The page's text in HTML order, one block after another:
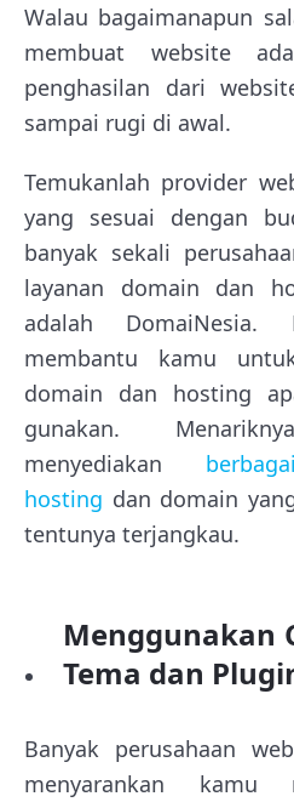
Walau bagaimanapun
membuat website
penghasilan dari
sampai rugi di awal.
Temukanlah provider
yang sesuai dengan
banyak sekali
layanan domain dan
adalah
membantu kamu
domain dan hosting
gunakan.
menyediakan
hosting dan domain
tentunya terjangkau.
Menggunakan
Tema dan
Banyak perusahaan
menyarankan kamu